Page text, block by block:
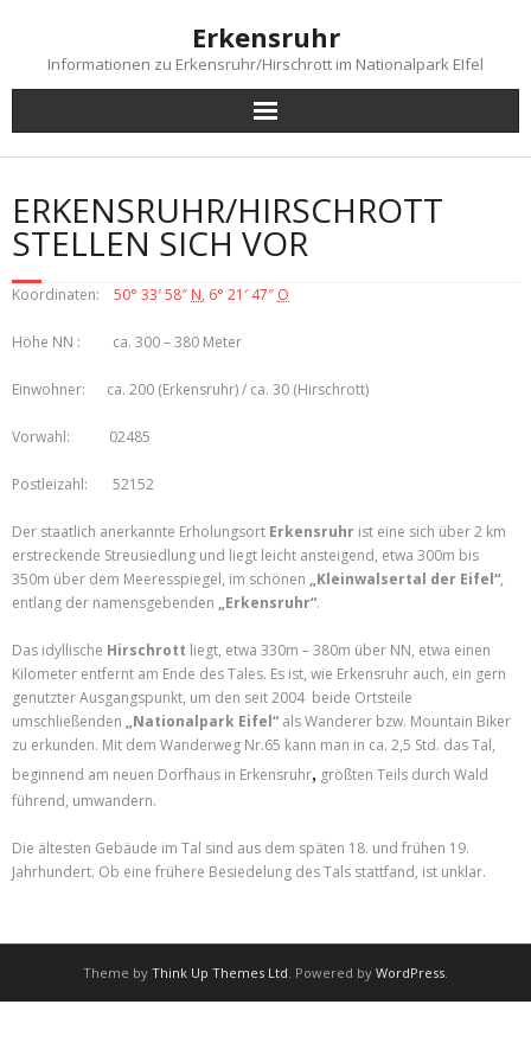
content
Erkensruhr
Informationen zu Erkensruhr/Hirschrott im Nationalpark EIfel
ERKENSRUHR/HIRSCHROTT
STELLEN SICH VOR
Koordinaten: 50° 33′ 58″ N, 6° 21′ 47″ O
Höhe NN : ca. 300 – 380 Meter
Einwohner: ca. 200 (Erkensruhr) / ca. 30 (Hirschrott)
Vorwahl: 02485
Postleizahl: 52152
Der staatlich anerkannte Erholungsort Erkensruhr ist eine sich über 2 km
erstreckende Streusiedlung und liegt leicht ansteigend, etwa 300m bis
350m über dem Meeresspiegel, im schönen „Kleinwalsertal der Eifel“,
entlang der namensgebenden „Erkensruhr“.
Das idyllische Hirschrott liegt, etwa 330m – 380m über NN, etwa einen
Kilometer entfernt am Ende des Tales. Es ist, wie Erkensruhr auch, ein gern
genutzter Ausgangspunkt, um den seit 2004 beide Ortsteile
umschließenden „Nationalpark Eifel“ als Wanderer bzw. Mountain Biker
zu erkunden. Mit dem Wanderweg Nr.65 kann man in ca. 2,5 Std. das Tal,
beginnend am neuen Dorfhaus in Erkensruhr, größten Teils durch Wald
führend, umwandern.
Die ältesten Gebäude im Tal sind aus dem späten 18. und frühen 19.
Jahrhundert. Ob eine frühere Besiedelung des Tals stattfand, ist unklar.
Theme by Think Up Themes Ltd. Powered by WordPress.